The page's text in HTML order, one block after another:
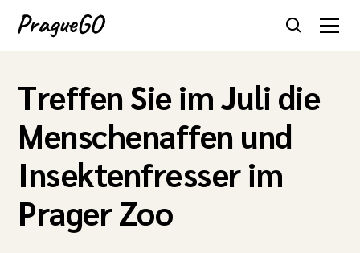
Treffen Sie im Juli die
Menschenaffen und
Insektenfresser im
Prager Zoo